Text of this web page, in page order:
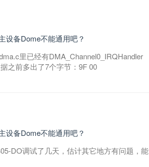
设备Dome不能通用吧？
里已经有DMA_Channel0_IRQHandler
之前多出了7个字节：9F 00
设备Dome不能通用吧？
DO调试了几天，估计其它地方有问题，能